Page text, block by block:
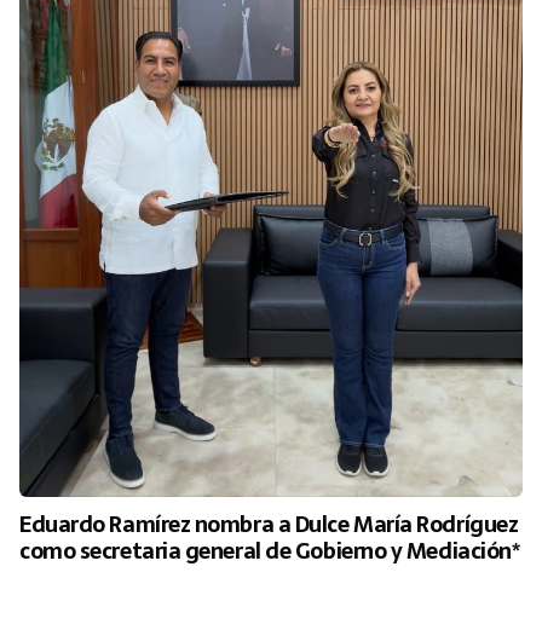
Eduardo Ramírez nombra a Dulce María Rodríguez
como secretaria general de Gobierno y Mediación*